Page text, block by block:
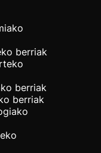
berriak
berriak
berriak